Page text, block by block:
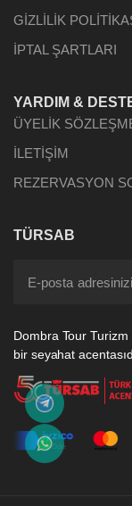
GİZLİLİK
İPTAL ŞARTLARI
YARDIM &
ÜYELİK
İLETİŞİM
REZERVASYON
TÜRSAB
Dombra Tour Turizm
bir seyahat